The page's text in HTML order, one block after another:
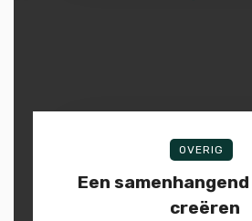
OVERIG
Een
creëren